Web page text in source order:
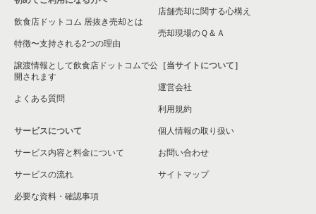
飲食店ドットコム 居抜き売却とは
特徴〜支持される2つの理由
譲渡情報として飲食店ドットコムで公
開されます
よくある質問
サービスについて
サービス内容と料金について
サービスの流れ
必要な資料・確認事項
店舗売却に関する心構え
売却現場のＱ＆Ａ
［当サイトについて］
運営会社
利用規約
個人情報の取り扱い
お問い合わせ
サイトマップ